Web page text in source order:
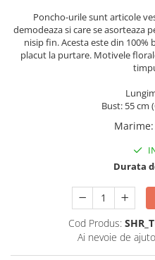
ACCESORII DE IARNĂ
Căciuli
Eșarfe
Poncho-urile sunt articole
demodeaza si care se asorteaza
nisip fin. Acesta este din
placut la purtare. Motivele
Bust: 55 cm
Marime:
Durata
Cod Produs:
Ai nevoie de